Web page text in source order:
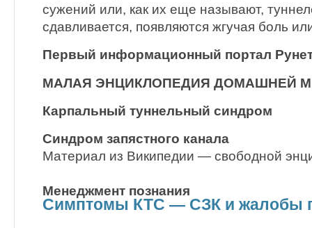
сужений или, как их еще называют,
сдавливается, появляются жгучая боль
Первый информационный портал
МАЛАЯ ЭНЦИКЛОПЕДИЯ ДОМАШНЕЙ
Карпальный туннельный синдром
Синдром запястного канала
Материал из Википедии — свободной
Менеджмент познания
Симптомы КТС — СЗК и жалобы